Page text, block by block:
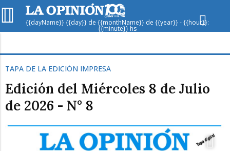
{{dayName}} {{day}} de {{monthName}} de {{year}} - {{hour}}:
{{minute}} hs
Mín / Máx
Humedad
TAPA DE LA EDICIÓN IMPRESA
Edición del Miércoles 8 de Julio
de 2026 - N° 8